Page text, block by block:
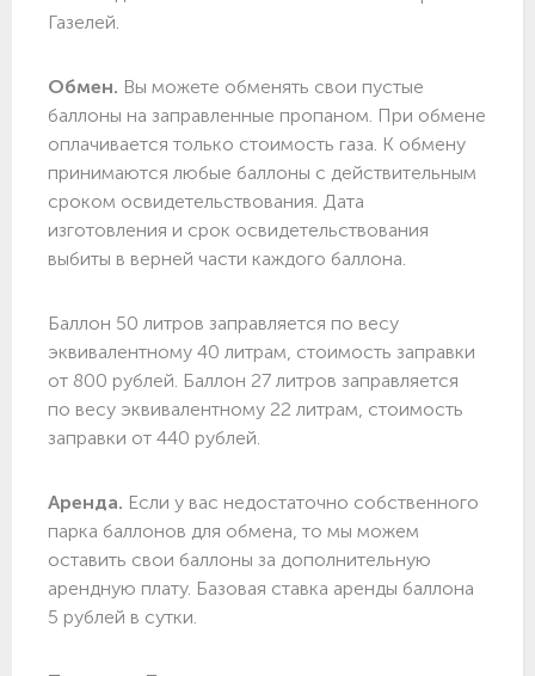
Газелей.
Обмен. Вы можете обменять свои пустые
баллоны на заправленные пропаном. При обмене
оплачивается только стоимость газа. К обмену
принимаются любые баллоны с действительным
сроком освидетельствования. Дата
изготовления и срок освидетельствования
выбиты в верней части каждого баллона.
Баллон 50 литров заправляется по весу
эквивалентному 40 литрам, стоимость заправки
от 800 рублей. Баллон 27 литров заправляется
по весу эквивалентному 22 литрам, стоимость
заправки от 440 рублей.
Аренда. Если у вас недостаточно собственного
парка баллонов для обмена, то мы можем
оставить свои баллоны за дополнительную
арендную плату. Базовая ставка аренды баллона
5 рублей в сутки.